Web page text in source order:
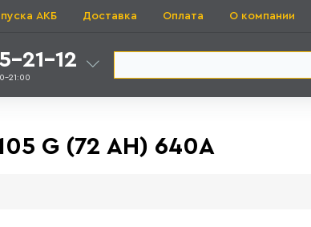
АКБ Доставка Оплата О компании
21-12
21:00
G (72 AH) 640A